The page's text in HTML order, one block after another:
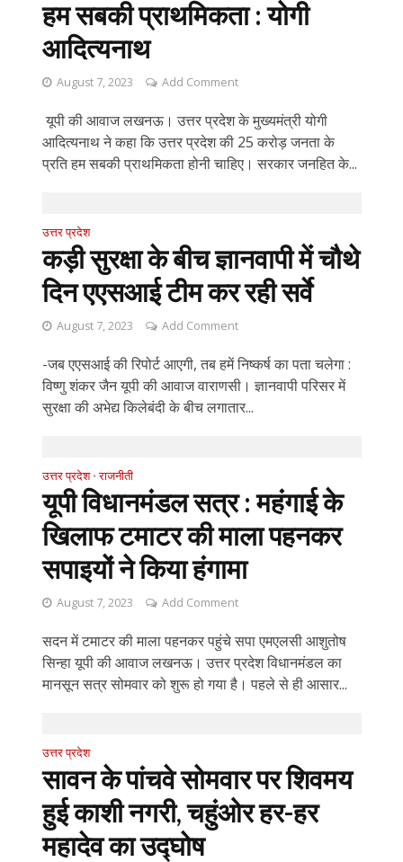
हम सबकी प्राथमिकता : योगी
आदित्यनाथ
August 7, 2023 Add Comment
यूपी की आवाज लखनऊ। उत्तर प्रदेश के मुख्यमंत्री योगी
आदित्यनाथ ने कहा कि उत्तर प्रदेश की 25 करोड़ जनता के
प्रति हम सबकी प्राथमिकता होनी चाहिए। सरकार जनहित के...
उत्तर प्रदेश
कड़ी सुरक्षा के बीच ज्ञानवापी में चौथे
दिन एएसआई टीम कर रही सर्वे
August 7, 2023 Add Comment
-जब एएसआई की रिपोर्ट आएगी, तब हमें निष्कर्ष का पता चलेगा :
विष्णु शंकर जैन यूपी की आवाज वाराणसी। ज्ञानवापी परिसर में
सुरक्षा की अभेद्य किलेबंदी के बीच लगातार...
उत्तर प्रदेश • राजनीती
यूपी विधानमंडल सत्र : महंगाई के
खिलाफ टमाटर की माला पहनकर
सपाइयों ने किया हंगामा
August 7, 2023 Add Comment
सदन में टमाटर की माला पहनकर पहुंचे सपा एमएलसी आशुतोष
सिन्हा यूपी की आवाज लखनऊ। उत्तर प्रदेश विधानमंडल का
मानसून सत्र सोमवार को शुरू हो गया है। पहले से ही आसार...
उत्तर प्रदेश
सावन के पांचवे सोमवार पर शिवमय
हुई काशी नगरी, चहुंओर हर-हर
महादेव का उद्घोष